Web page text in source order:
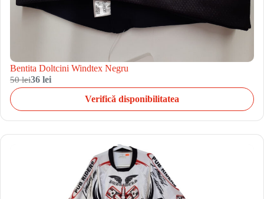
Bentita Doltcini Windtex Negru
50 lei36 lei
Verifică disponibilitatea